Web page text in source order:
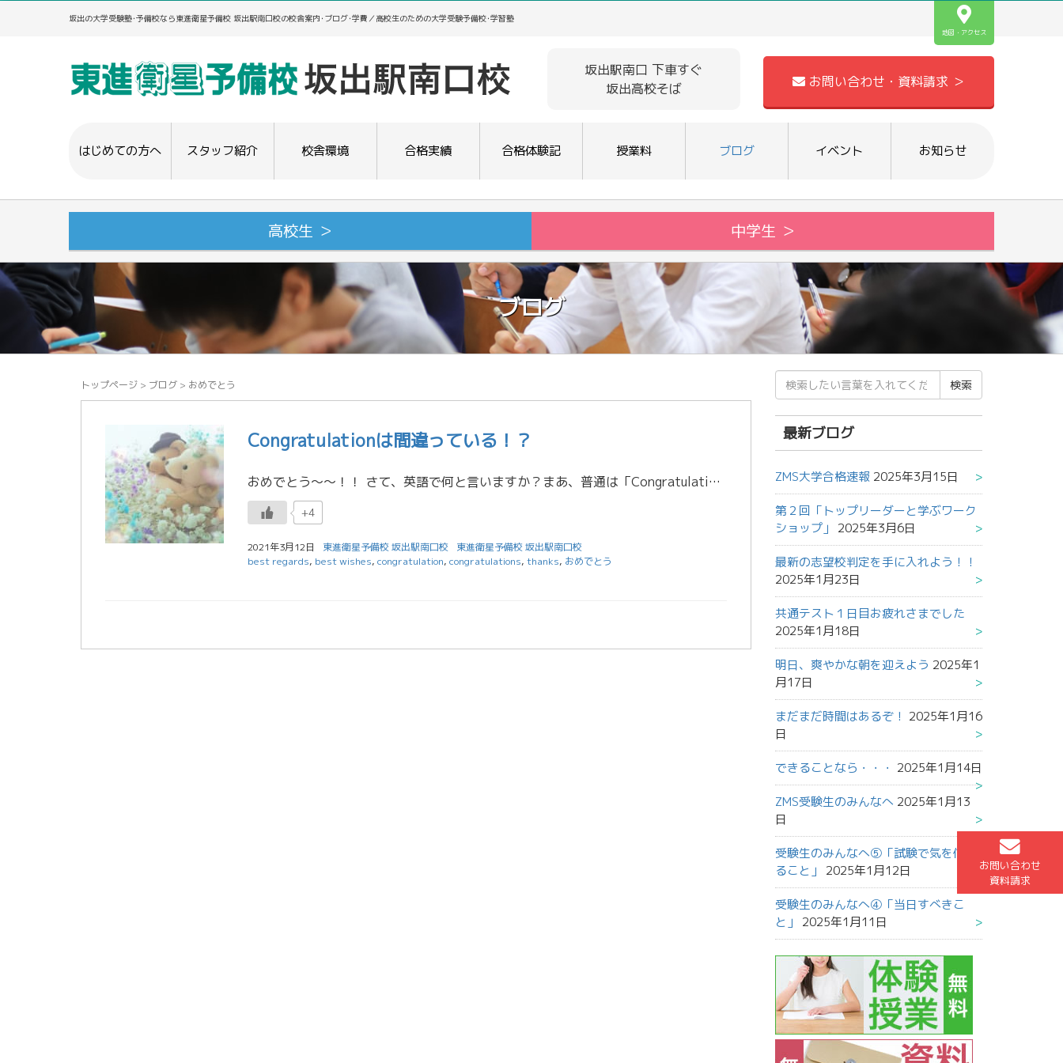
坂出の大学受験塾･予備校なら東進衛星予備校 坂出駅南口校の校舎案内･ブログ･学費／高校生のための大学受験予備校･学習塾
地図・アクセス
坂出駅南口 下車すぐ
坂出高校そば
お問い合わせ・資料請求 ＞
はじめての方へ スタッフ紹介 校舎環境 合格実績 合格体験記 授業料 ブログ イベント お知らせ
高校生 ＞ 中学生 ＞
お問い合わせ
資料請求
ブログ
トップページ > ブログ > おめでとう
Congratulationは間違っている！？
おめでとう～～！！ さて、英語で何と言いますか？まあ、普通は「Congratulation」という単語が浮かびますよね？ でも、海外ではお祝いの気持ちを込めて使うときに「Congratulation」とは言わないんだそう […]
+4
2021年3月12日 東進衛星予備校 坂出駅南口校
東進衛星予備校 坂出駅南口校
best regards, best wishes, congratulation, congratulations, thanks, おめでとう
検
索
結
果:
最新ブログ
ZMS大学合格速報 2025年3月15日
第２回「トップリーダーと学ぶワーク
ショップ」
2025年3月6日
最新の志望校判定を手に入れよう！！
2025年1月23日
共通テスト１日目お疲れさまでした
2025年1月18日
明日、爽やかな朝を迎えよう 2025年1
月17日
まだまだ時間はあるぞ！ 2025年1月16
日
できることなら・・・ 2025年1月14日
ZMS受験生のみんなへ 2025年1月13
日
受験生のみんなへ⑤「試験で気を付け
ること」
2025年1月12日
受験生のみんなへ④「当日すべきこ
と」
2025年1月11日